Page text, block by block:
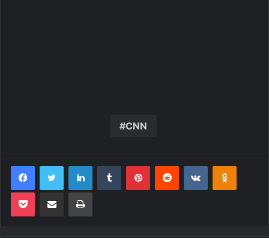
CNN
FacebookTwitter LinkedinTumblr PinterestReddit VK OK
Pocket Compartilhar via e-mail Imprimir